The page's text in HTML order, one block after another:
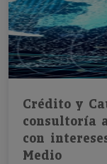
Crédito y
consultoría
con
Medio